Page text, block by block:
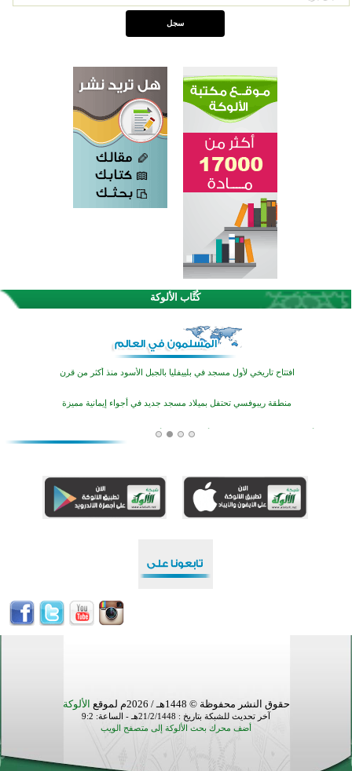
كُتَّاب الألوكة
اختتام الدورة التاسعة لمسابقة حفظ وتلاوة القرآن الكريم في أزناكاييف
تيسليتش تختتم برنامجا تعليميا لتعزيز القيم وبناء الشخصية للشباب المسلمين
اختتام منافسات قرآنية متميزة في بنغلاديش بمشاركة 3000 متسابق
افتتاح تاريخي لأول مسجد في بلييفليا بالجبل الأسود منذ أكثر من قرن
منطقة ريبوفسي تحتفل بميلاد مسجد جديد في أجواء إيمانية مميزة
أكبر مشروع إسلامي في ريف أستراليا يفتتح أبوابه بعد سنوات من العمل والعطاء
اختتام الدورة التاسعة لمسابقة حفظ وتلاوة القرآن الكريم في أزناكاييف
حقوق النشر محفوظة © 1448هـ / 2026م لموقع الألوكة
آخر تحديث للشبكة بتاريخ : 21/2/1448هـ - الساعة: 9:2
أضف محرك بحث الألوكة إلى متصفح الويب